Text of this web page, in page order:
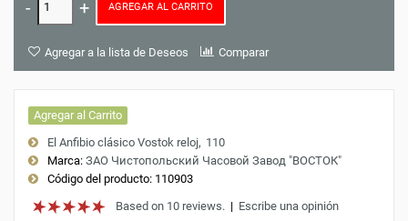
AGREGAR AL CARRITO
Agregar a la lista de Deseos Comparar
Agregar al Carrito
El Anfibio clásico Vostok reloj
110
Marca: ЗАО Чистопольский Часовой Завод "ВОСТОК"
Código del producto: 110903
Based on 10 reviews. | Escribe una opinión